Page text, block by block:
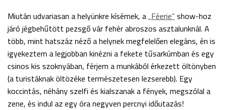
Miután udvariasan a helyünkre kísérnek, a „Féerie”show-hoz
járó jégbehűtött pezsgő vár fehér abroszos asztalunknál. A
több, mint hatszáz néző a helynek megfelelően elegáns, én is
igyekeztem a legjobban kinézni a fekete tűsarkúmban és egy
csinos kis szoknyában, férjem a munkából érkezett öltönyben
(a turistáknak öltözéke természetesen lezserebb). Egy
koccintás, néhány szelfi és kialszanak a fények, megszólal a
zene, és indul az egy óra negyven percnyi időutazás!